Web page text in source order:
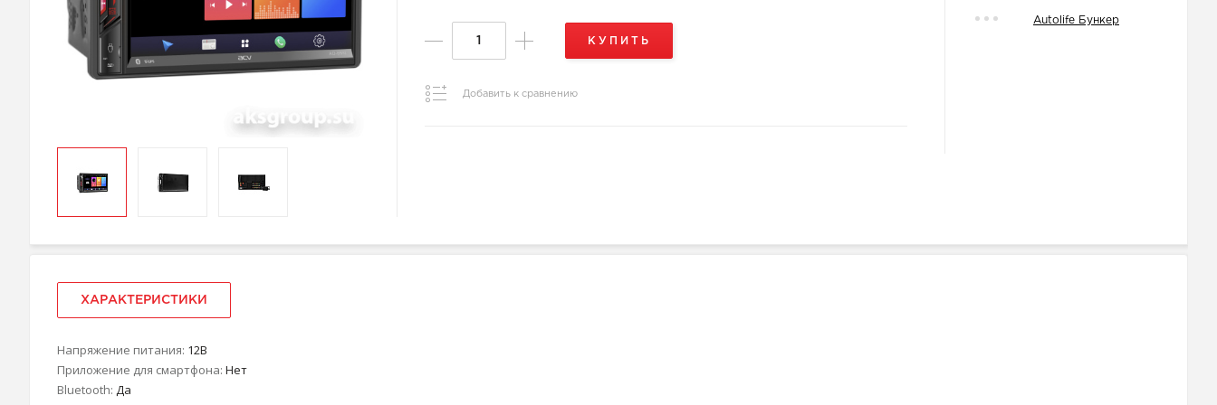
КУПИТЬ
Добавить к сравнению
Autolife Бункер
ХАРАКТЕРИСТИКИ
Напряжение питания: 12В
Приложение для смартфона: Нет
Bluetooth: Да